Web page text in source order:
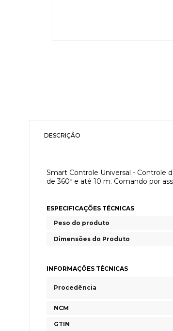
DESCRIÇÃO
Smart Controle Universal - Controle
de 360º e até 10 m. Comando por
ESPECIFICAÇÕES TÉCNICAS
Peso do produto
Dimensões do Produto
INFORMAÇÕES TÉCNICAS
Procedência
NCM
GTIN